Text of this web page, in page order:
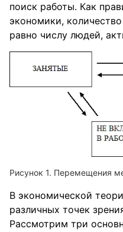
поиск работы. Как
экономики,
равно числу людей,
Перемещения
В экономической
различных точек
Рассмотрим три